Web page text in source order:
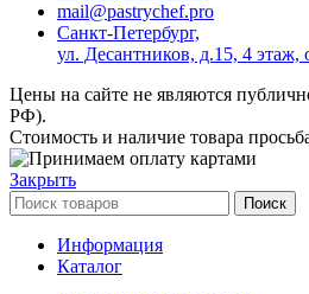
mail@pastrychef.pro
Санкт-Петербург,
ул. Десантников, д.15, 4 этаж,
Цены на сайте не являются
РФ).
Стоимость и наличие товара
Закрыть
Поиск
Информация
Каталог